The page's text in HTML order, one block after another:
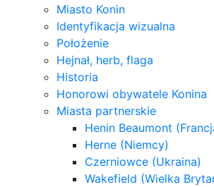
Miasto Konin
Identyfikacja wizualna
Położenie
Hejnał, herb, flaga
Historia
Honorowi obywatele Konina
Miasta partnerskie
Henin Beaumont
Herne (Niemcy)
Czerniowce (Ukraina)
Wakefield (Wielka